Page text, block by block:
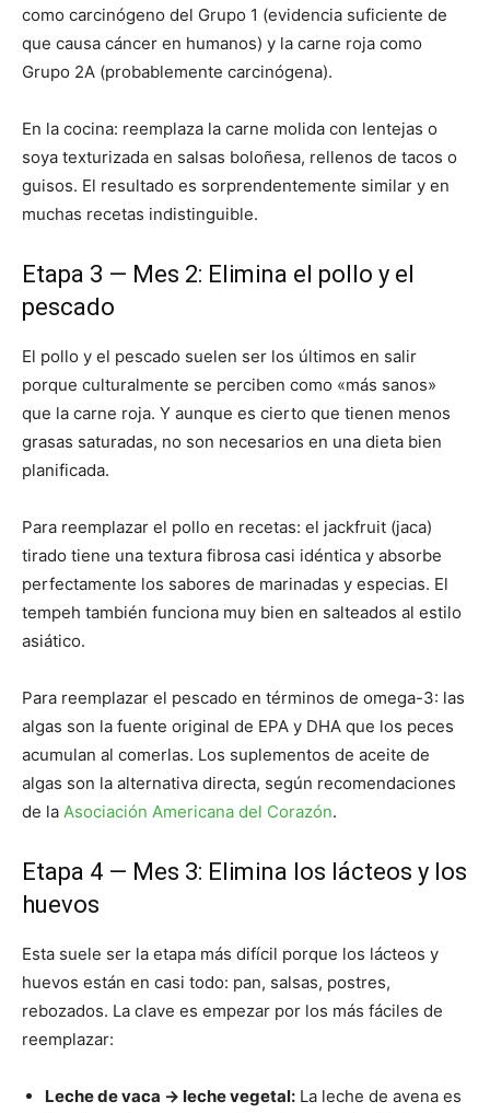
como carcinógeno del Grupo 1 (evidencia suficiente de
que causa cáncer en humanos) y la carne roja como
Grupo 2A (probablemente carcinógena).
En la cocina: reemplaza la carne molida con lentejas o
soya texturizada en salsas boloñesa, rellenos de tacos o
guisos. El resultado es sorprendentemente similar y en
muchas recetas indistinguible.
Etapa 3 — Mes 2: Elimina el pollo y el
pescado
El pollo y el pescado suelen ser los últimos en salir
porque culturalmente se perciben como «más sanos»
que la carne roja. Y aunque es cierto que tienen menos
grasas saturadas, no son necesarios en una dieta bien
planificada.
Para reemplazar el pollo en recetas: el jackfruit (jaca)
tirado tiene una textura fibrosa casi idéntica y absorbe
perfectamente los sabores de marinadas y especias. El
tempeh también funciona muy bien en salteados al estilo
asiático.
Para reemplazar el pescado en términos de omega-3: las
algas son la fuente original de EPA y DHA que los peces
acumulan al comerlas. Los suplementos de aceite de
algas son la alternativa directa, según recomendaciones
de la Asociación Americana del Corazón.
Etapa 4 — Mes 3: Elimina los lácteos y los
huevos
Esta suele ser la etapa más difícil porque los lácteos y
huevos están en casi todo: pan, salsas, postres,
rebozados. La clave es empezar por los más fáciles de
reemplazar:
Leche de vaca → leche vegetal: La leche de avena es